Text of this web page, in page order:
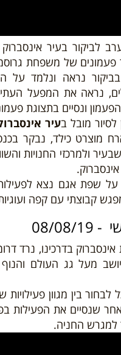
לביקור בעיר
פעמונים של משפחת
נראה ונלמד על
נראה את המפעל
ונסיים בתצוגת
מובל בעיר
מוצרט כילד, נבקר
ולמרכזי החנויות
על שפת אגם נצא
קבוצתי עם קפה
19
בדרכינו, נרד
מעל גג העולם
בין מגוון פעילויות
שנסיים את הפעילות
למגרש החניה.